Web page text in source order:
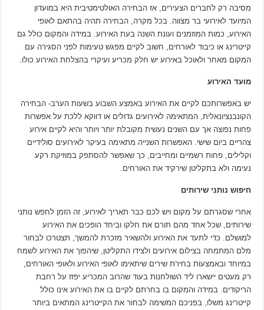
מסיבה רק לחברים הצעירים, אז הבחירה האולטימטיבית היא במועדון
המיועד לאירועי בר מצווה. בכל מקרה, הבחירה תהיה בהתאם לאופי
האירוע, כמות המוזמנים ועונת השנה בעת האירוע. במידה והמקום כולל גם
קייטרינג או כיבוד לאורחים, חשוב לקיים מפגש טעימות לפני הסגירה עם
המקום מאחר ולאוכל באירוע יש חלק מכריע ועיקרי בהצלחת האירוע כולו.
מועד האירוע
יש באפשרותכם לקיים את האירוע באמצע השבוע בשעות הערב- הבחירה
הקונבנציונאלית, המתאימה לאירועים גדולים או דווקא ללכת על אפשרות
פחות נפוצה אך עם השנים נעשית מקובלת יותר ויותר והיא לקיים אירוע
צהריים ביום שישי. האפשרות השנייה מתאימה בעיקר לאירועים סולידיים
וקלילים, פחות רשמיים ומחייבים, כך שאפשר להסתפק במוזיקת רקע
נעימה ולא בתקליטן שירקיד את האורחים.
חיפוש נותני שירותים
אחרי שסגרתם על מקום ויש לכם כבר תאריך לאירוע, זה הזמן לחפש נותני
שירותים, שכל אחד מהם תורם את חלקו וביחד הופכים את האירוע
למושלם. כדי לתעד את האירוע ולהשאיר מזכרת להמשך, תצטרכו לבחור
מלם המתמחה בצילום אירועים ולצידו התקליטן, שיהפוך את האירוע לשמח
במיוחד ובאמצעות בחירת שירים שיתאימו לאופי האירוע ולאופי האורחים,
רק מעטים יישארו ליד השולחנות בעוד שהרוב המכריע יפזז על רחבת
הריקודים. במידה והמקום בו בחרתם לקיים בו את האירוע אינו כולל
קייטרינג משלו, בפניכם המשימה לבחור את הקייטרינג המתאים ביותר